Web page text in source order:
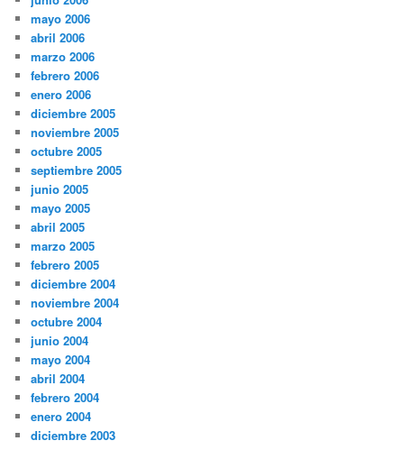
mayo 2006
abril 2006
marzo 2006
febrero 2006
enero 2006
diciembre 2005
noviembre 2005
octubre 2005
septiembre 2005
junio 2005
mayo 2005
abril 2005
marzo 2005
febrero 2005
diciembre 2004
noviembre 2004
octubre 2004
junio 2004
mayo 2004
abril 2004
febrero 2004
enero 2004
diciembre 2003